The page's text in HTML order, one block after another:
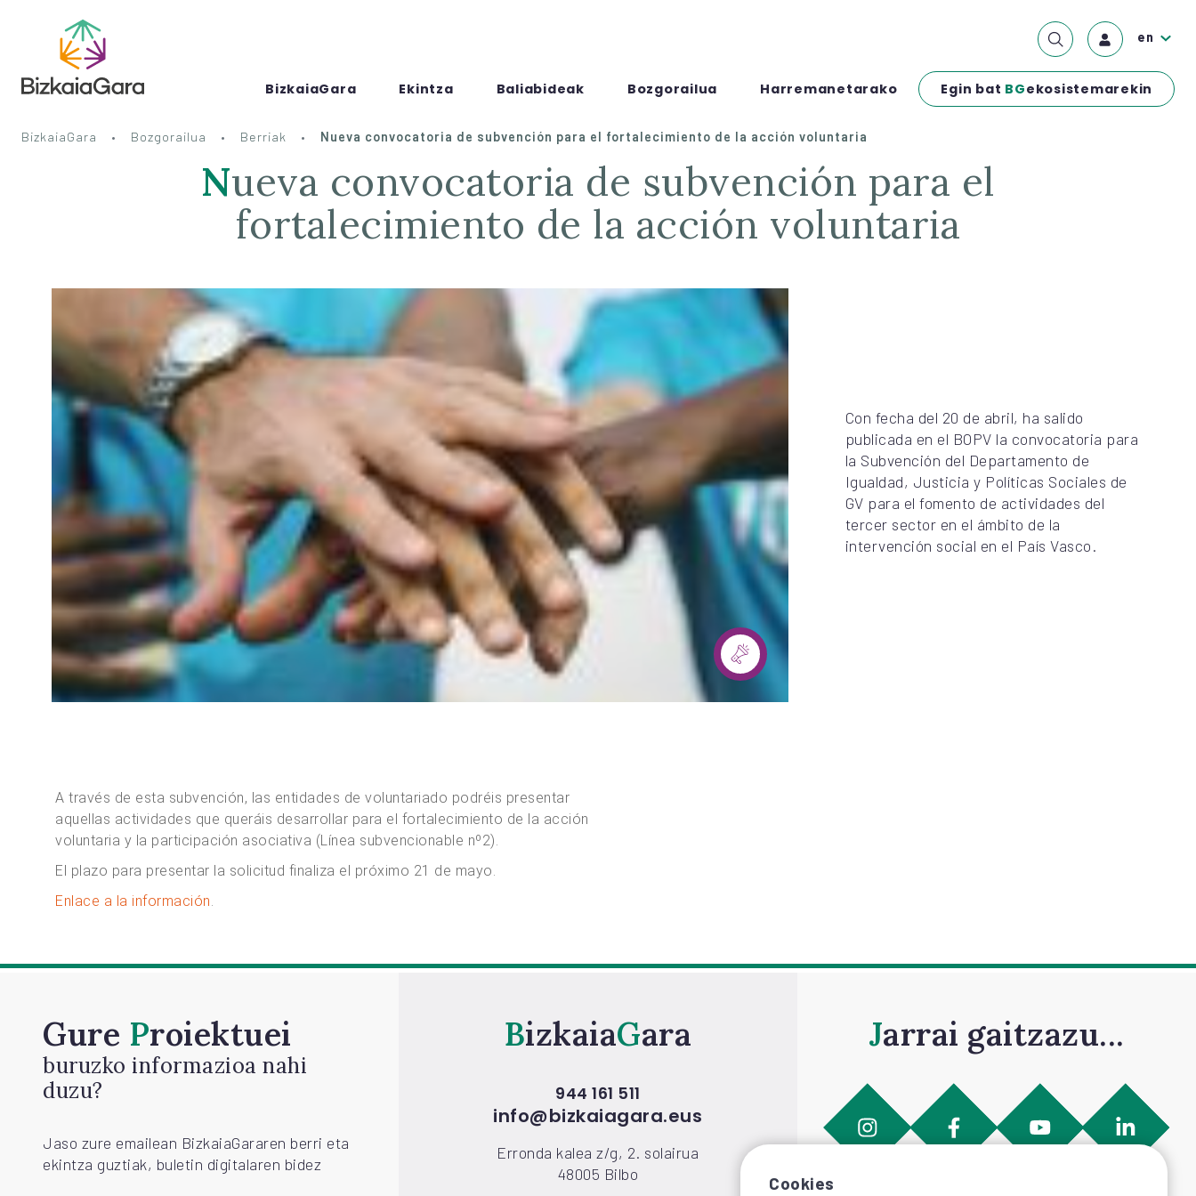
BizkaiaGara Ekintza Baliabideak Bozgorailua Harremanetarako Egin bat BGekosistemarekin
en
BizkaiaGara Bozgorailua Berriak Nueva convocatoria de subvención para el fortalecimiento de la acción voluntaria
Nueva convocatoria de subvención para el
fortalecimiento de la acción voluntaria
Con fecha del 20 de abril, ha salido
publicada en el BOPV la convocatoria para
la Subvención del Departamento de
Igualdad, Justicia y Políticas Sociales de
GV para el fomento de actividades del
tercer sector en el ámbito de la
intervención social en el País Vasco.
A través de esta subvención, las entidades de voluntariado podréis presentar
aquellas actividades que queráis desarrollar para el fortalecimiento de la acción
voluntaria y la participación asociativa (Línea subvencionable nº2).
El plazo para presentar la solicitud finaliza el próximo 21 de mayo.
Enlace a la información.
Gure Proiektuei
buruzko informazioa nahi
duzu?
Jaso zure emailean BizkaiaGararen berri eta
ekintza guztiak, buletin digitalaren bidez
Bizkaia Gara
944 161 511
info@bizkaiagara.eus
Erronda kalea z/g, 2. solairua
48005 Bilbo
Jarrai gaitzazu...
Cookies